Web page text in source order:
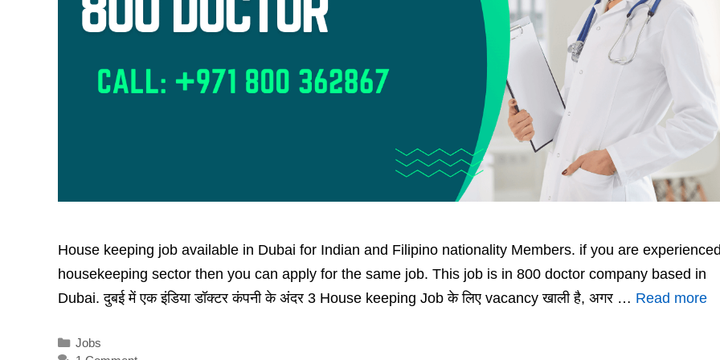
House keeping job available in Dubai for Indian and Filipino nationality Members. if you are
housekeeping sector then you can apply for the same job. This job is in 800 doctor company based in
Dubai. दुबई में एक इंडिया डॉक्टर कंपनी के अंदर 3 House keeping Job के लिए vacancy खाली है, अगर … Read more
Categories
Jobs